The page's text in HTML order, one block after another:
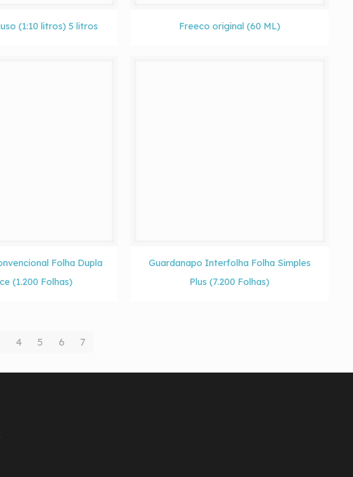
(1:10 litros) 5 litros Freeco original (60 ML)
Folha Dupla
(1.200 Folhas)
Guardanapo Interfolha Folha Simples
Plus (7.200 Folhas)
4 5 6 7